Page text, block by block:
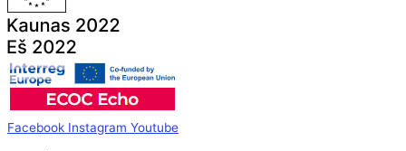
Facebook Instagram Youtube